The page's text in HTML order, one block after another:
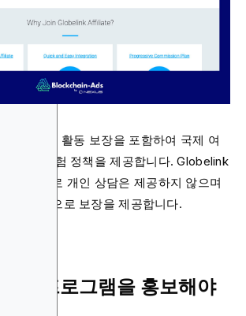
환 및 모험 활동 보장을 포함하여 국제 여
한 여행 보험 정책을 제공합니다. Globelink
중개업체로 개인 상담은 제공하지 않으며
보를 기반으로 보장을 제공합니다.
휴 프로그램을 홍보해야